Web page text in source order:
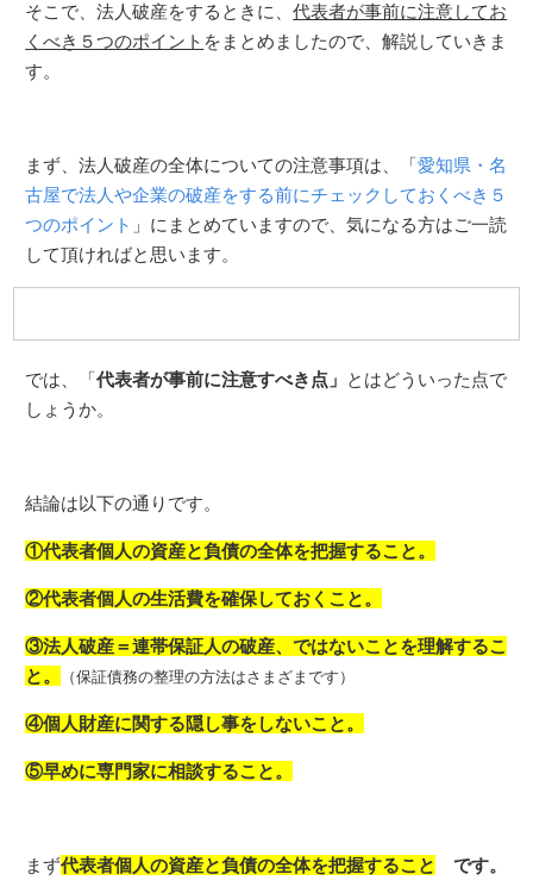
そこで、法人破産をするときに、代表者が事前に注意してお
くべき５つのポイント をまとめましたので、解説していきま
す。
まず、法人破産の全体についての注意事項は、「愛知県・名
古屋で法人や企業の破産をする前にチェックしておくべき５
つのポイント 」にまとめていますので、気になる方はご一読
して頂ければと思います。
では、「代表者が事前に注意すべき点」 とはどういった点で
しょうか。
結論は以下の通りです。
①代表者個人の資産と負債の全体を把握すること。
②代表者個人の生活費を確保しておくこと。
③法人破産＝連帯保証人の破産、ではないことを理解するこ
と。
（保証債務の整理の方法はさまざまです）
④個人財産に関する隠し事をしないこと。
⑤早めに専門家に相談すること。
まず代表者個人の資産と負債の全体を把握すること です。